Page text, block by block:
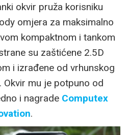
okvir pruža korisniku
omjera za maksimalno
kompaktnom i tankom
su zaštićene 2.5D
i izrađene od vrhunskog
Okvir mu je potpuno od
i nagrade Computex
.